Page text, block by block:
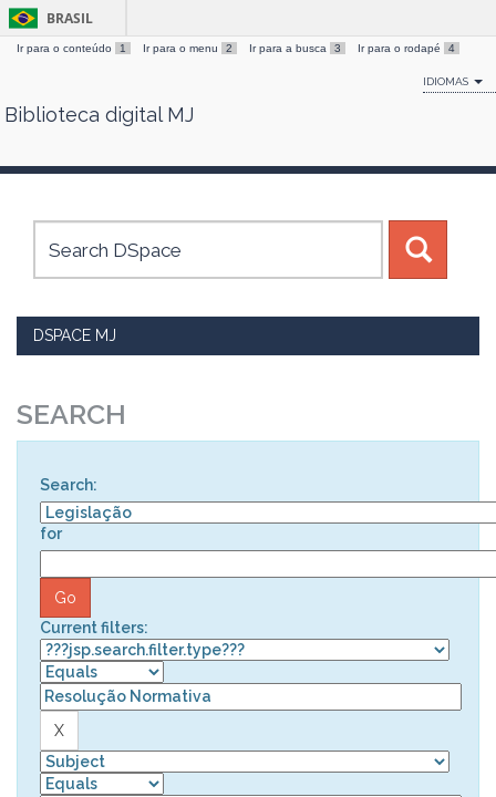
Skip
BRASIL
Ir para o conteúdo 1 Ir para o menu 2 Ir para a busca 3 Ir para o rodapé 4
IDIOMAS
Biblioteca digital MJ
DSPACE MJ
SEARCH
Search:
for
Current filters: